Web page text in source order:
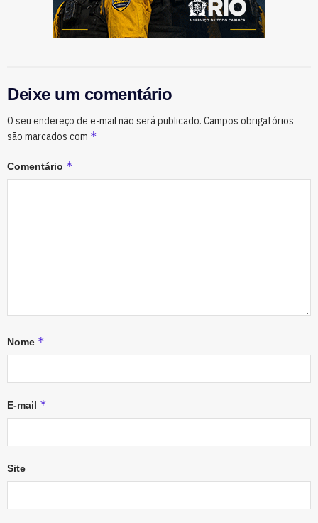
Deixe um comentário
O seu endereço de e-mail não será publicado. Campos obrigatórios
são marcados com *
Comentário *
Nome *
E-mail *
Site